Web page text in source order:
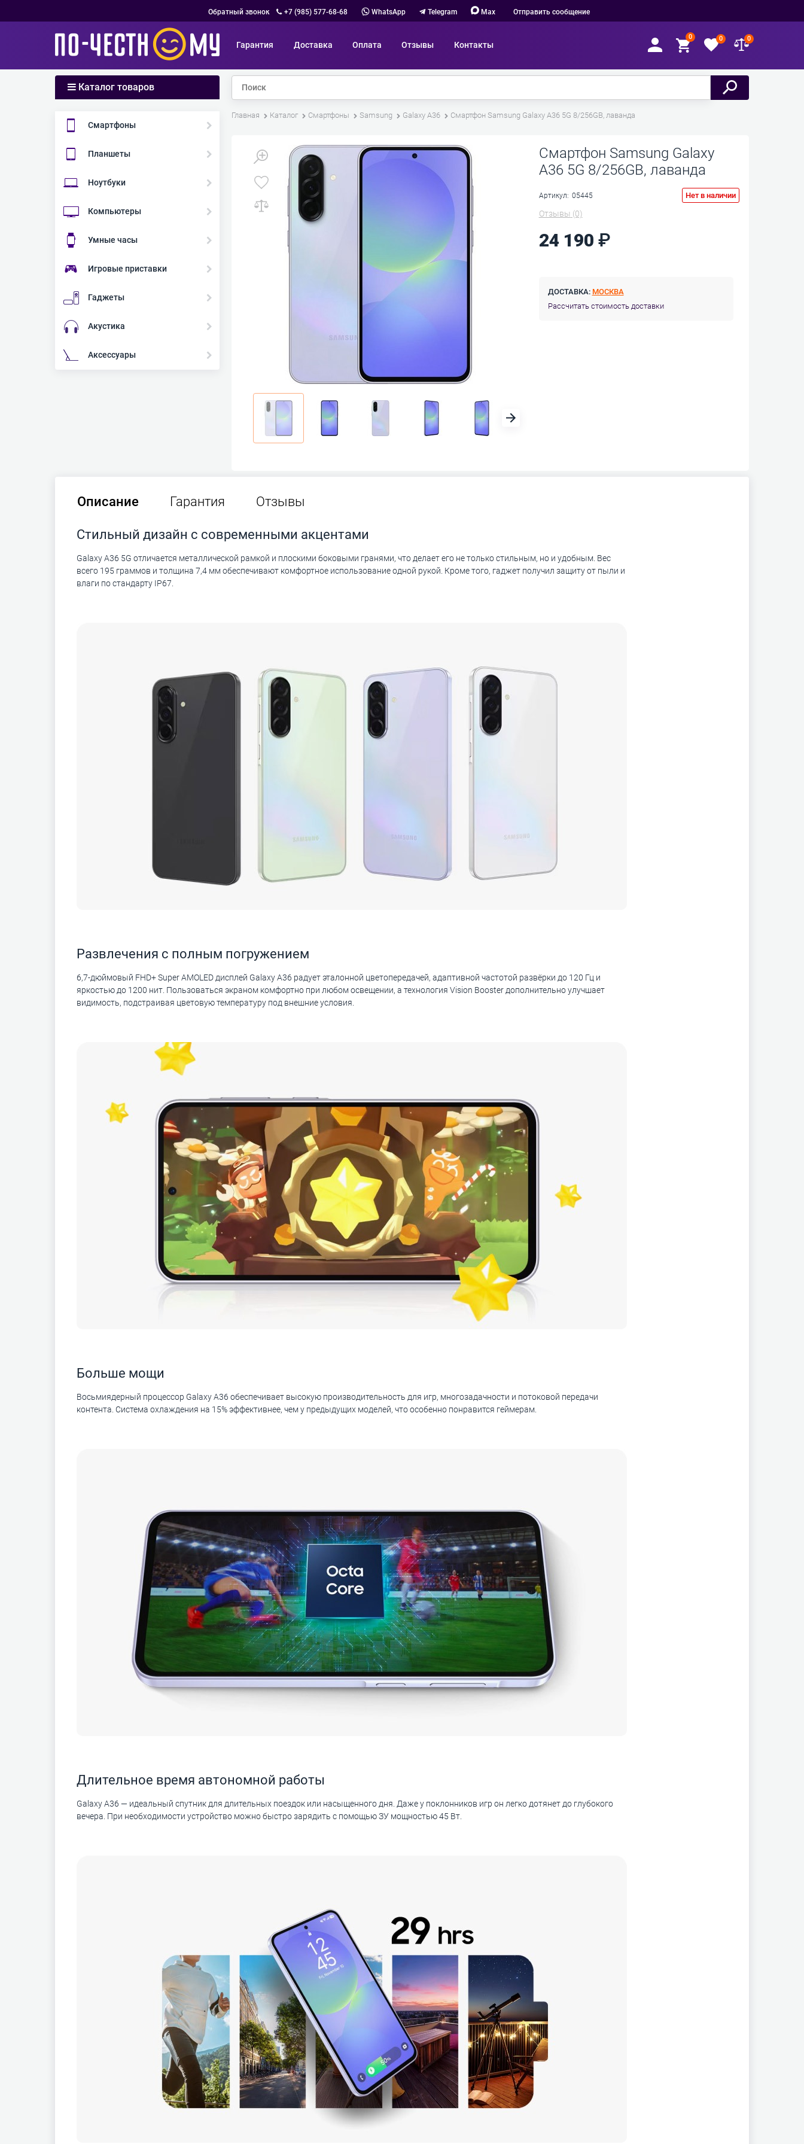
Обратный звонок +7 (985) 577-68-68 WhatsApp Telegram Max Отправить сообщение
Гарантия Доставка Оплата Отзывы Контакты
0 0 0
Каталог товаров
Смартфоны
Планшеты
Ноутбуки
Компьютеры
Умные часы
Игровые приставки
Гаджеты
Акустика
Аксессуары
Главная Каталог Смартфоны Samsung Galaxy A36 Смартфон Samsung Galaxy A36 5G 8/256GB, лаванда
Смартфон Samsung Galaxy
A36 5G 8/256GB, лаванда
Артикул: 05445 Нет в наличии
Отзывы (0)
24 190
ДОСТАВКА: МОСКВА
Рассчитать стоимость доставки
Описание Гарантия Отзывы
Стильный дизайн с современными акцентами
Galaxy A36 5G отличается металлической рамкой и плоскими боковыми гранями, что делает его не только стильным, но и удобным. Вес
всего 195 граммов и толщина 7,4 мм обеспечивают комфортное использование одной рукой. Кроме того, гаджет получил защиту от пыли и
влаги по стандарту IP67.
Развлечения с полным погружением
6,7-дюймовый FHD+ Super AMOLED дисплей Galaxy A36 радует эталонной цветопередачей, адаптивной частотой развёрки до 120 Гц и
яркостью до 1200 нит. Пользоваться экраном комфортно при любом освещении, а технология Vision Booster дополнительно улучшает
видимость, подстраивая цветовую температуру под внешние условия.
Больше мощи
Восьмиядерный процессор Galaxy A36 обеспечивает высокую производительность для игр, многозадачности и потоковой передачи
контента. Система охлаждения на 15% эффективнее, чем у предыдущих моделей, что особенно понравится геймерам.
Длительное время автономной работы
Galaxy A36 — идеальный спутник для длительных поездок или насыщенного дня. Даже у поклонников игр он легко дотянет до глубокого
вечера. При необходимости устройство можно быстро зарядить с помощью ЗУ мощностью 45 Вт.